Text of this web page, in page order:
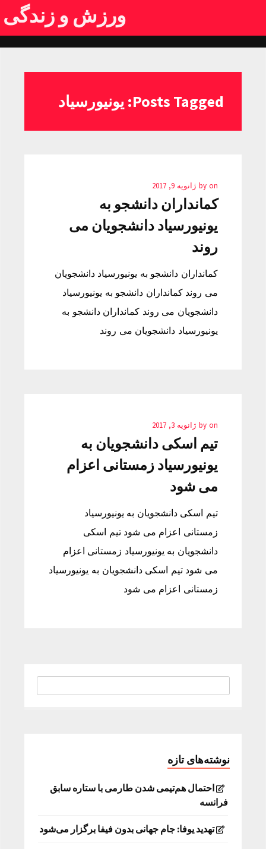
ورزش و زندگی
Posts Tagged: یونیورسیاد
by on ژانویه 9, 2017
کمانداران دانشجو به
یونیورسیاد دانشجویان می
روند
کمانداران دانشجو به یونیورسیاد دانشجویان
می روند کمانداران دانشجو به یونیورسیاد
دانشجویان می روند کمانداران دانشجو به
یونیورسیاد دانشجویان می روند
by on ژانویه 3, 2017
تیم اسکی دانشجویان به
یونیورسیاد زمستانی اعزام
می شود
تیم اسکی دانشجویان به یونیورسیاد
زمستانی اعزام می شود تیم اسکی
دانشجویان به یونیورسیاد زمستانی اعزام
می شود تیم اسکی دانشجویان به یونیورسیاد
زمستانی اعزام می شود
نوشته‌های تازه
احتمال هم‌تیمی شدن طارمی با ستاره سابق
فرانسه
تهدید یوفا: جام جهانی بدون فیفا برگزار می‌شود